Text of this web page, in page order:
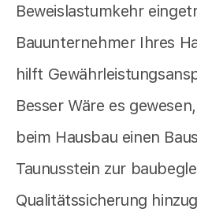
Beweislastumkehr
Bauunternehmer Ihres
hilft
Besser Wäre es
beim Hausbau einen
Taunusstein zur
Qualitätssicherung